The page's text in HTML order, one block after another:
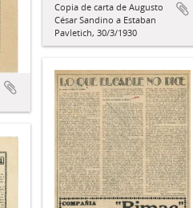
Copia de carta de Augusto
César Sandino a Estaban
Pavletich, 30/3/1930